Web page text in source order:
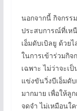
นอกจากนี้ กิจกรร
ประสบการณ์ที่เห
เอ็มดับเบิลยู ด้วย
ในการเข้าร่วมกิ
เฉพาะ ไม่ว่าจะเ
แข่งขันวิ่งบีเอ็มดั
มากมาย เพื่อให้ลู
จดจำ ไม่เหมือนใ